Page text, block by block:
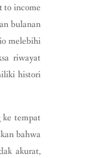
to income
bulanan
melebihi
riwayat
histori
ke tempat
bahwa
akurat,